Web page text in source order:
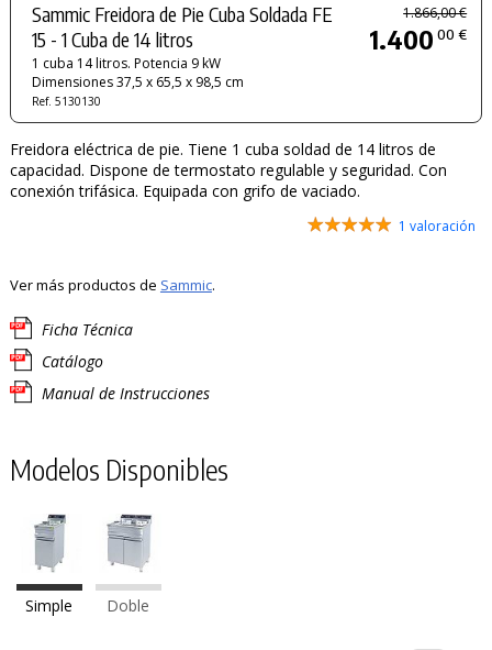
Sammic Freidora de Pie Cuba Soldada FE
15 - 1 Cuba de 14 litros
1 cuba 14 litros. Potencia 9 kW
Dimensiones 37,5 x 65,5 x 98,5 cm
Ref. 5130130
1.866,00 €
1.400 00 €
Freidora eléctrica de pie. Tiene 1 cuba soldad de 14 litros de
capacidad. Dispone de termostato regulable y seguridad. Con
conexión trifásica. Equipada con grifo de vaciado.
1 valoración
Ver más productos de Sammic.
Ficha Técnica
Catálogo
Manual de Instrucciones
Modelos Disponibles
Simple Doble